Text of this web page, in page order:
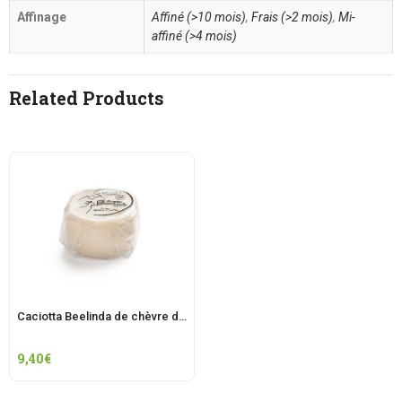
Affinage Affiné (>10 mois), Frais (>2 mois), Mi-
affiné (>4 mois)
Related Products
Caciotta Beelinda de chèvre d’Aviano
9,40€